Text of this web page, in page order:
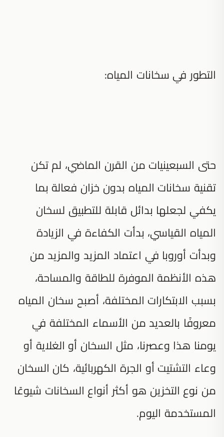
التطور في سخانات المياه:
حتى السبعينيات من القرن الماضي، لم تكن
تقنية سخانات المياه بدون خزان فعالة بما
يكفي لجعلها بدائل قابلة للتطبيق لسخان
المياه القياسي، بدأت الكفاءة في الزيادة
وبدأت أوروبا في اعتماد المزيد والمزيد من
هذه الأنظمة الموفرة للطاقة والمساحة،
بسبب الابتكارات المختلفة، أصبح سخان المياه
معروفًا بالعديد من الأسماء المختلفة في
يومنا هذا وعصرنا، مثل السخان أو الغلاية أو
وعاء التشتيت أو الجرة الكهربائية، كان السخان
من نوع التخزين هو أكثر أنواع السخانات شيوعًا
المستخدمة اليوم.